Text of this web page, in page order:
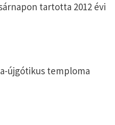
tartotta 2012 évi
újgótikus temploma